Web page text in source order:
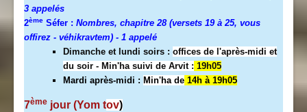
3 appelés
2ème Séfer : Nombres, chapitre 28 (versets 19 à 25, vous
offirez - véhikravtem) - 1 appelé
Dimanche et lundi soirs : offices de l'après-midi et
du soir - Min'ha suivi de Arvit : 19h05
Mardi après-midi : Min'ha de 14h à 19h05
7ème jour (Yom tov)